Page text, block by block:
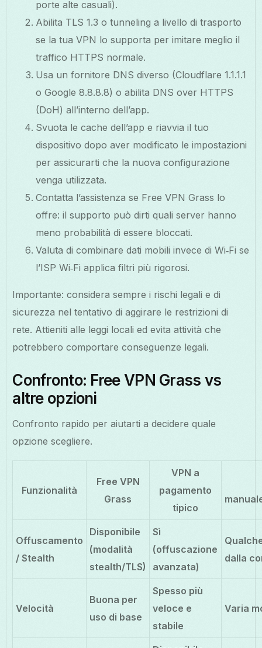
porte alte casuali).
Abilita TLS 1.3 o tunneling a livello di trasporto
se la tua VPN lo supporta per imitare meglio il
traffico HTTPS normale.
Usa un fornitore DNS diverso (Cloudflare 1.1.1.1
o Google 8.8.8.8) o abilita DNS over HTTPS
(DoH) all’interno dell’app.
Svuota le cache dell’app e riavvia il tuo
dispositivo dopo aver modificato le impostazioni
per assicurarti che la nuova configurazione
venga utilizzata.
Contatta l’assistenza se Free VPN Grass lo
offre: il supporto può dirti quali server hanno
meno probabilità di essere bloccati.
Valuta di combinare dati mobili invece di Wi‑Fi se
l’ISP Wi‑Fi applica filtri più rigorosi.
Importante: considera sempre i rischi legali e di
sicurezza nel tentativo di aggirare le restrizioni di
rete. Attieniti alle leggi locali ed evita attività che
potrebbero comportare conseguenze legali.
Confronto: Free VPN Grass vs
altre opzioni
Confronto rapido per aiutarti a decidere quale
opzione scegliere.
Funzionalità
Free VPN
Grass
VPN a
pagamento
tipico
Offuscamento
/ Stealth
Disponibile
(modalità
stealth/TLS)
Sì
(offuscazione
avanzata)
dalla
Velocità
Buona per
uso di base
Spesso più
veloce e
stabile
Varia